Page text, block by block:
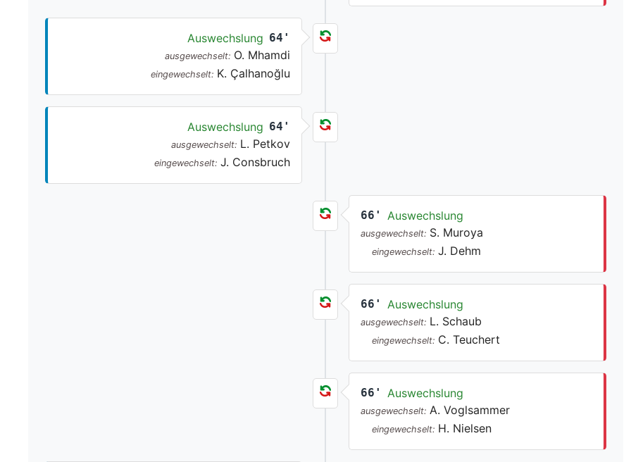
Auswechslung 64'
ausgewechselt: O. Mhamdi
eingewechselt: K. Çalhanoğlu
Auswechslung 64'
ausgewechselt: L. Petkov
eingewechselt: J. Consbruch
66' Auswechslung
ausgewechselt: S. Muroya
eingewechselt: J. Dehm
66' Auswechslung
ausgewechselt: L. Schaub
eingewechselt: C. Teuchert
66' Auswechslung
ausgewechselt: A. Voglsammer
eingewechselt: H. Nielsen